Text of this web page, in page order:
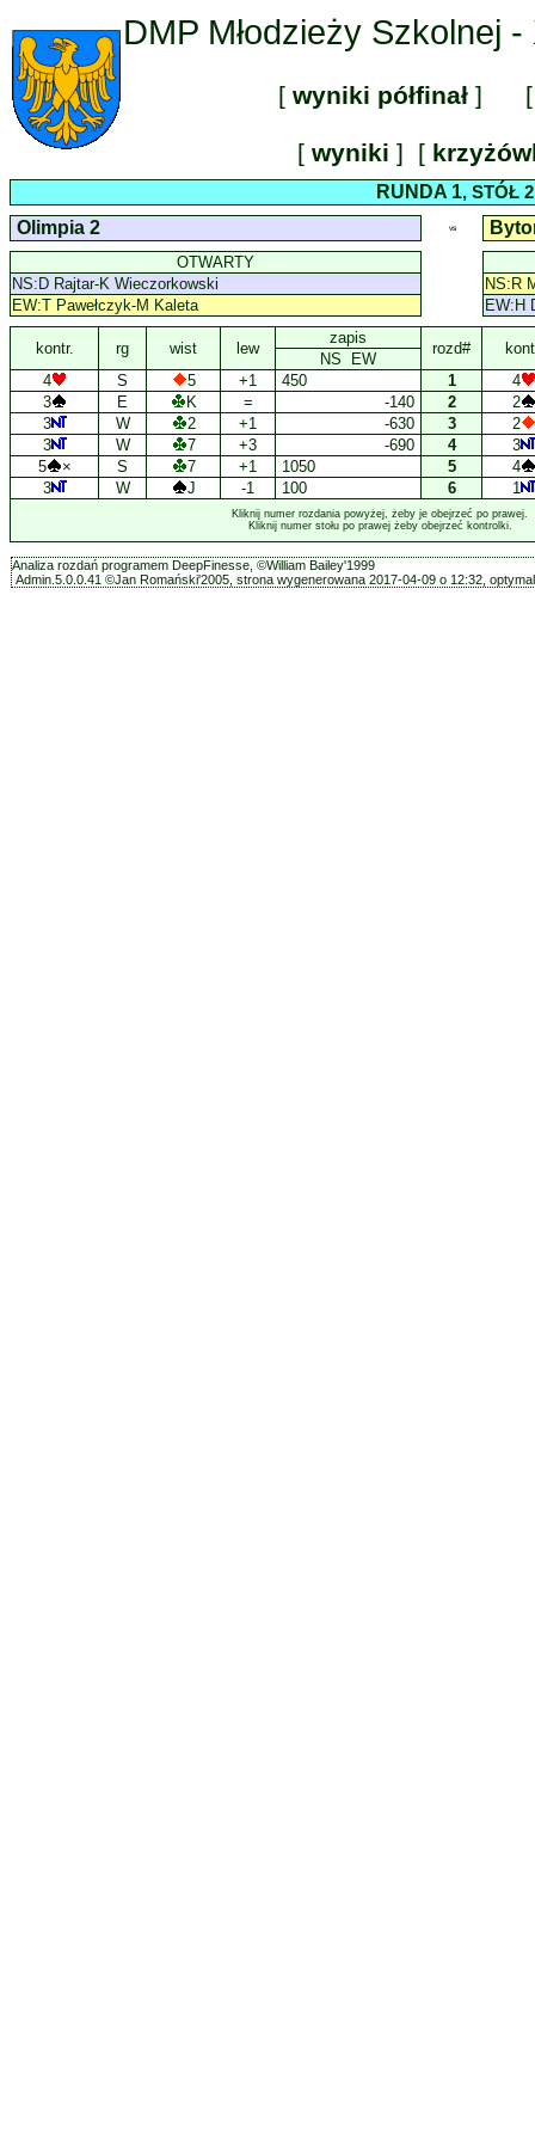
DMP Młodzieży Szkolnej
[wyniki półfinał ] [
[ wyniki ] [
RUNDA 1, STÓŁ 2
Olimpia 2 VS
OTWARTY
NS:D Rajtar-K Wieczorkowski
NS:R
EW:T Pawełczyk-M Kaleta
EW:H
kontr. rg wist lew
zapis
rozd#
NS EW
4
S 5 +1 450 1
4
3
E K = -140 2
2
3
W 2 +1 -630 3
2
3
W 7 +3 -690 4
3
5
× S 7 +1 1050 5
4
3
W J -1 100 6 1
Kliknij numer rozdania powyżej, żeby je obejrzeć po prawej.
Kliknij numer stołu po prawej żeby obejrzeć kontrolki.
Analiza rozdań programem DeepFinesse, ©William Bailey'1999
Admin.5.0.0.41 ©Jan Romański'2005, strona wygenerowana 2017-04-09 o 12:32,